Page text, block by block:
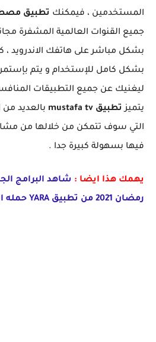
المستخدمين ، فيمكنك تطبيق
جميع القنوات العالمية المشفرة
بشكل مباشر على هاتفك الاندرويد ،
بشكل كامل للإستخدام و يتم
ليغنيك عن جميع التطبيقات
يتميز تطبيق mustafa tv بالعديد من
التي سوف تتمكن من خلالها من
فيها بسهولة كبيرة جدا .
يهمك هذا ايضا : شاهد البرامج
رمضان 2021 من تطبيق YARA حمله الأن